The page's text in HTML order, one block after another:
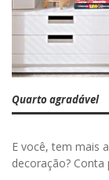
Quarto agradável
E você, tem mais
decoração?